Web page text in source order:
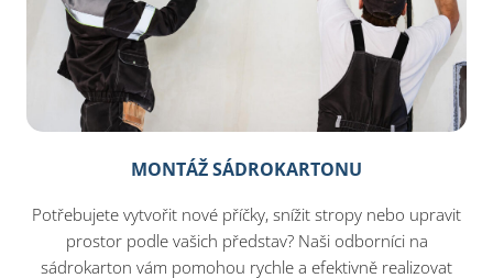
MONTÁŽ SÁDROKARTONU
Potřebujete vytvořit nové příčky, snížit stropy nebo upravit
prostor podle vašich představ? Naši odborníci na
sádrokarton vám pomohou rychle a efektivně realizovat